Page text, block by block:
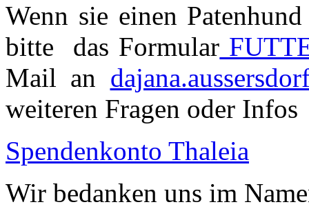
Wenn sie einen
bitte das Formular
Mail an
weiteren Fragen oder Infos
Spendenkonto Thaleia
Wir bedanken uns im